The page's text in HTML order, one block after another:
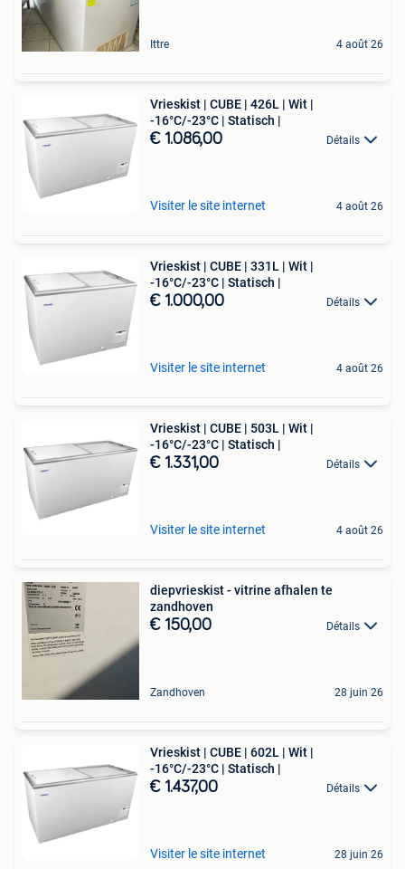
Ittre 4 août 26
Vrieskist | CUBE | 426L | Wit |
-16°C/-23°C | Statisch |
€ 1.086,00 Détails
Visiter le site internet 4 août 26
Vrieskist | CUBE | 331L | Wit |
-16°C/-23°C | Statisch |
€ 1.000,00 Détails
Visiter le site internet 4 août 26
Vrieskist | CUBE | 503L | Wit |
-16°C/-23°C | Statisch |
€ 1.331,00 Détails
Visiter le site internet 4 août 26
diepvrieskist - vitrine afhalen te
zandhoven
€ 150,00 Détails
Zandhoven 28 juin 26
Vrieskist | CUBE | 602L | Wit |
-16°C/-23°C | Statisch |
€ 1.437,00 Détails
Visiter le site internet 28 juin 26